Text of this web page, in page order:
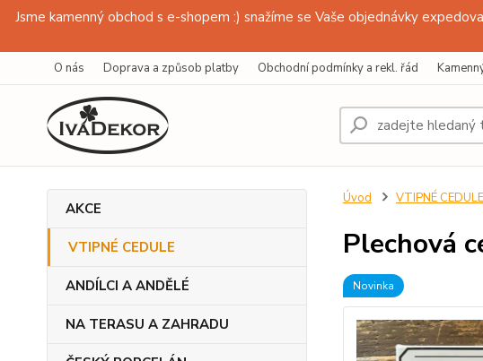
Jsme kamenný obchod s e-shopem :) snažíme se Vaše objednávky
O nás Doprava a způsob platby Obchodní podmínky a rekl. řád
AKCE
VTIPNÉ CEDULE
ANDÍLCI A ANDĚLÉ
NA TERASU A ZAHRADU
Úvod VTIPNÉ CEDULE
Plechová
Novinka